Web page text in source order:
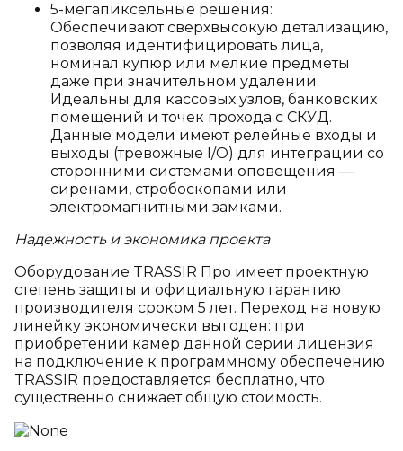
5-мегапиксельные решения:
Обеспечивают сверхвысокую детализацию,
позволяя идентифицировать лица,
номинал купюр или мелкие предметы
даже при значительном удалении.
Идеальны для кассовых узлов, банковских
помещений и точек прохода с СКУД.
Данные модели имеют релейные входы и
выходы (тревожные I/O) для интеграции со
сторонними системами оповещения —
сиренами, стробоскопами или
электромагнитными замками.
Надежность и экономика проекта
Оборудование TRASSIR Про имеет проектную
степень защиты и официальную гарантию
производителя сроком 5 лет. Переход на новую
линейку экономически выгоден: при
приобретении камер данной серии лицензия
на подключение к программному обеспечению
TRASSIR предоставляется бесплатно, что
существенно снижает общую стоимость.